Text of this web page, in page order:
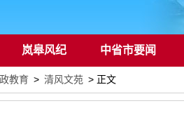
岚皋风纪 中省市要闻
教育 > 清风文苑 > 正文